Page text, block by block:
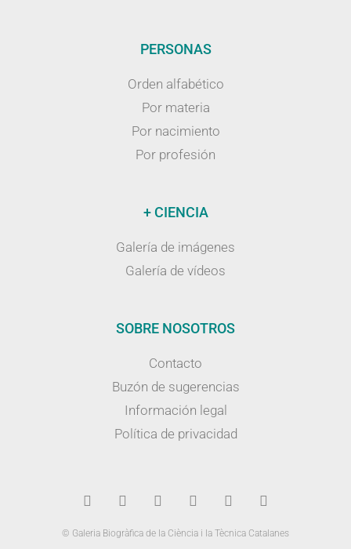
PERSONAS
Orden alfabético
Por materia
Por nacimiento
Por profesión
+ CIENCIA
Galería de imágenes
Galería de vídeos
SOBRE NOSOTROS
Contacto
Buzón de sugerencias
Información legal
Política de privacidad
© Galeria Biogràfica de la Ciència i la Tècnica Catalanes